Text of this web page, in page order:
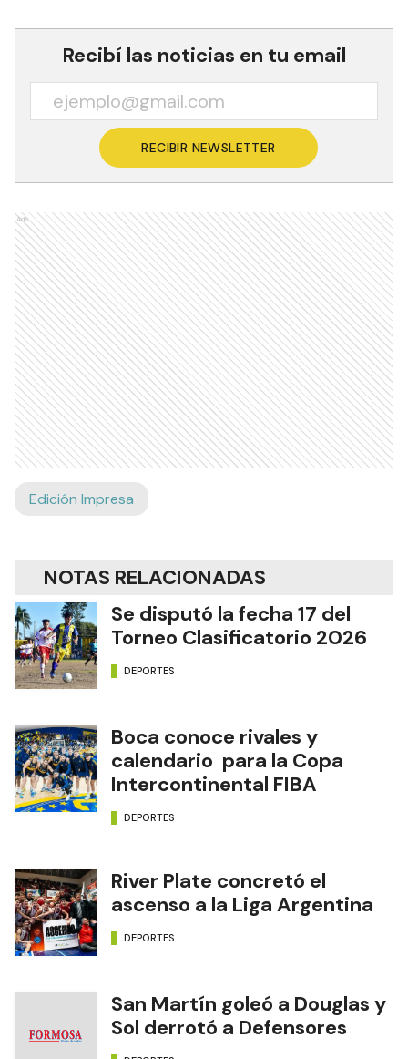
Recibí las noticias en tu email
RECIBIR NEWSLETTER
Ads
Edición Impresa
NOTAS RELACIONADAS
Se disputó la fecha 17 del
Torneo Clasificatorio 2026
DEPORTES
Boca conoce rivales y
calendario para la Copa
Intercontinental FIBA
DEPORTES
River Plate concretó el
ascenso a la Liga Argentina
DEPORTES
San Martín goleó a Douglas y
Sol derrotó a Defensores